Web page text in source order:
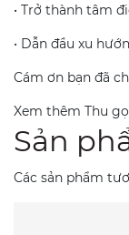
• Trở thành tâm
• Dẫn đầu xu
Cám ơn bạn đã
Xem thêm Thu
Sản
Các sản phẩm